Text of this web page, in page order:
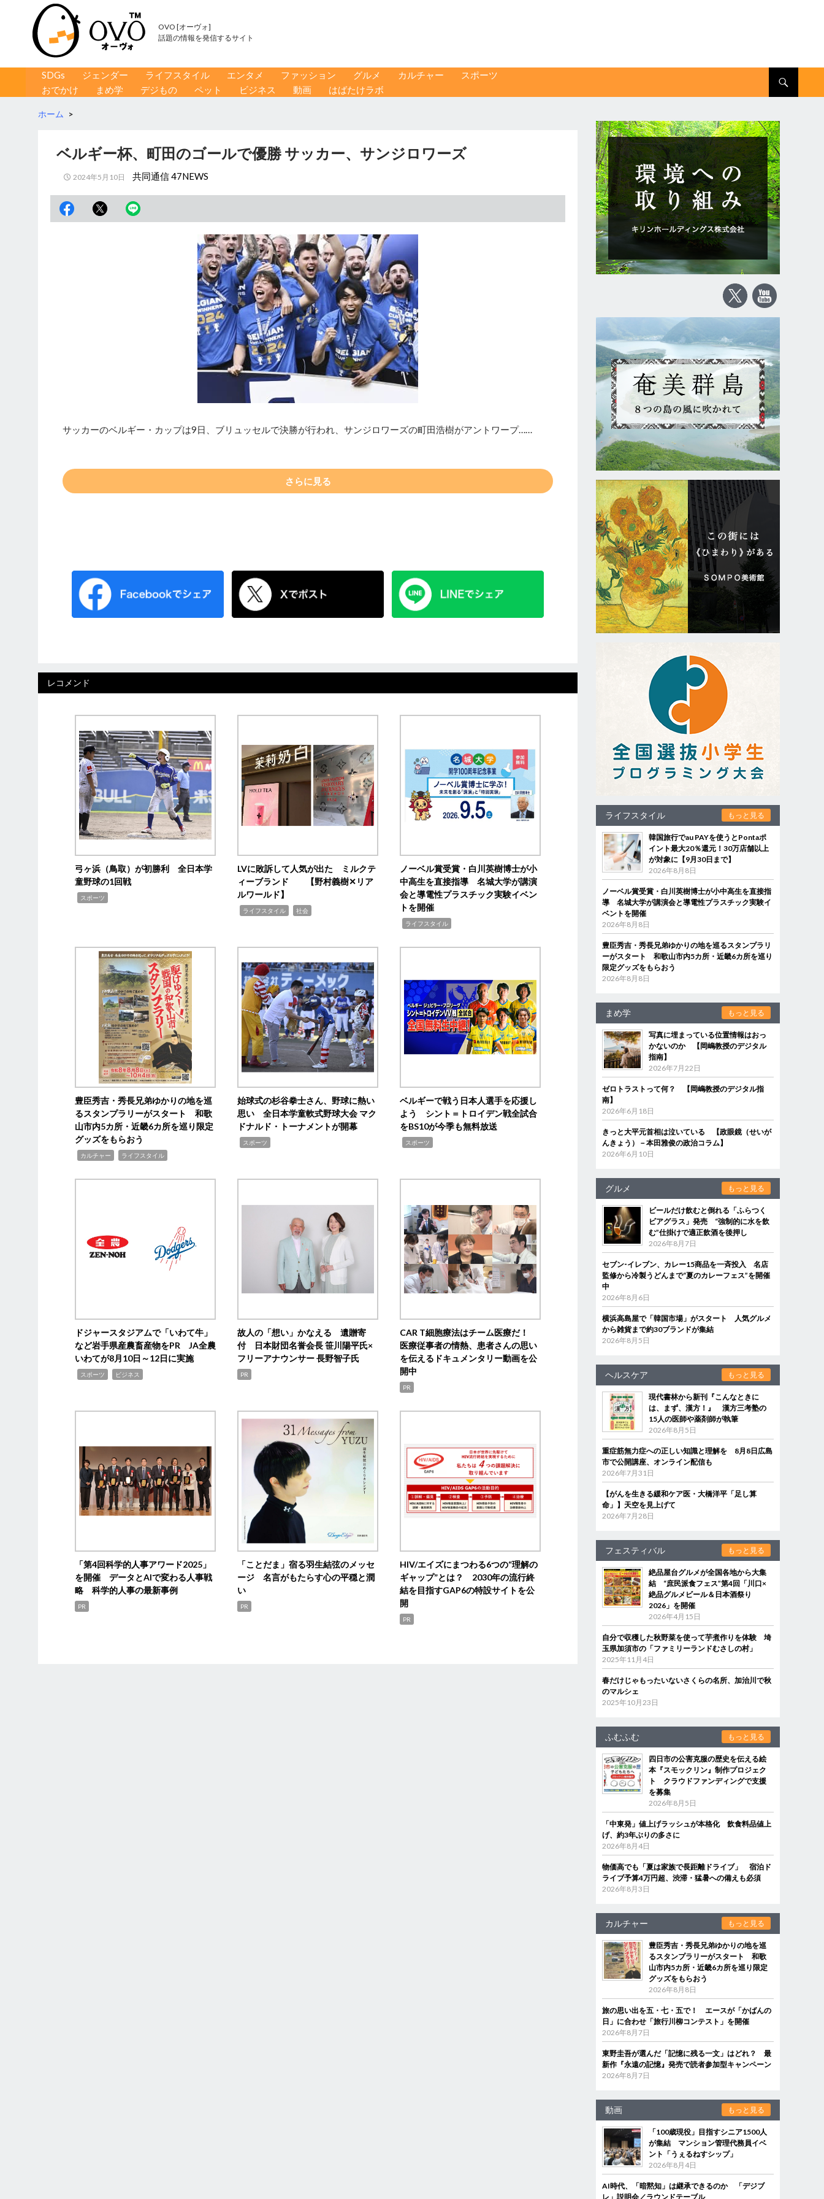
OVO [オーヴォ]
話題の情報を発信するサイト
コンテンツへ移動
SDGs ジェンダー ライフスタイル エンタメ ファッション グルメ カルチャー
スポーツ
おでかけ
まめ学 デジもの ペット ビジネス 動画 はばたけラボ
ホーム >
ベルギー杯、町田のゴールで優勝 サッカー、サンジロワーズ
2024年5月10日 共同通信 47NEWS
サッカーのベルギー・カップは9日、ブリュッセルで決勝が行われ、サンジロワーズの町田浩樹がアントワープ……
さらに見る
レコメンド
弓ヶ浜（鳥取）が初勝利 全日本学
童野球の1回戦
スポーツ
LVに敗訴して人気が出た ミルクテ
ィーブランド 【野村義樹✕リア
ルワールド】
ライフスタイル 社会
ノーベル賞受賞・白川英樹博士が小
中高生を直接指導 名城大学が講演
会と導電性プラスチック実験イベン
トを開催
ライフスタイル
豊臣秀吉・秀長兄弟ゆかりの地を巡
るスタンプラリーがスタート 和歌
山市内5カ所・近畿6カ所を巡り限定
グッズをもらおう
カルチャー ライフスタイル
始球式の杉谷拳士さん、野球に熱い
思い 全日本学童軟式野球大会 マク
ドナルド・トーナメントが開幕
スポーツ
ベルギーで戦う日本人選手を応援し
よう シント＝トロイデン戦全試合
をBS10が今季も無料放送
スポーツ
ドジャースタジアムで「いわて牛」
など岩手県産農畜産物をPR JA全農
いわてが8月10日～12日に実施
スポーツ ビジネス
故人の「想い」かなえる 遺贈寄
付 日本財団名誉会長 笹川陽平氏×
フリーアナウンサー 長野智子氏
PR
CAR T細胞療法はチーム医療だ！
医療従事者の情熱、患者さんの思い
を伝えるドキュメンタリー動画を公
開中
PR
「第4回科学的人事アワード2025」
を開催 データとAIで変わる人事戦
略 科学的人事の最新事例
PR
「ことだま」宿る羽生結弦のメッセ
ージ 名言がもたらす心の平穏と潤
い
PR
HIV/エイズにまつわる6つの“理解の
ギャップ”とは？ 2030年の流行終
結を目指すGAP6の特設サイトを公
開
PR
ライフスタイル もっと見る
韓国旅行でau PAYを使うとPontaポ
イント最大20％還元！30万店舗以上
が対象に【9月30日まで】
2026年8月8日
ノーベル賞受賞・白川英樹博士が小中高生を直接指
導 名城大学が講演会と導電性プラスチック実験イ
ベントを開催
2026年8月8日
豊臣秀吉・秀長兄弟ゆかりの地を巡るスタンプラリ
ーがスタート 和歌山市内5カ所・近畿6カ所を巡り
限定グッズをもらおう
2026年8月8日
まめ学 もっと見る
写真に埋まっている位置情報はおっ
かないのか 【岡嶋教授のデジタル
指南】
2026年7月22日
ゼロトラストって何？ 【岡嶋教授のデジタル指
南】
2026年6月18日
きっと大平元首相は泣いている 【政眼鏡（せいが
んきょう）－本田雅俊の政治コラム】
2026年6月10日
グルメ もっと見る
ビールだけ飲むと倒れる「ふらつく
ビアグラス」発売 “強制的に水を飲
む”仕掛けで適正飲酒を後押し
2026年8月7日
セブン‐イレブン、カレー15商品を一斉投入 名店
監修から冷製うどんまで“夏のカレーフェス”を開催
中
2026年8月6日
横浜高島屋で「韓国市場」がスタート 人気グルメ
から雑貨まで約30ブランドが集結
2026年8月5日
ヘルスケア もっと見る
現代書林から新刊『こんなときに
は、まず、漢方！』 漢方三考塾の
15人の医師や薬剤師が執筆
2026年8月5日
重症筋無力症への正しい知識と理解を 8月8日広島
市で公開講座、オンライン配信も
2026年7月31日
【がんを生きる緩和ケア医・大橋洋平「足し算
命」】天空を見上げて
2026年7月28日
フェスティバル もっと見る
絶品屋台グルメが全国各地から大集
結 “庶民派食フェス”第4回「川口×
絶品グルメビール＆日本酒祭り
2026」を開催
2026年4月15日
自分で収穫した秋野菜を使って芋煮作りを体験 埼
玉県加須市の「ファミリーランドむさしの村」
2025年11月4日
春だけじゃもったいないさくらの名所、加治川で秋
のマルシェ
2025年10月23日
ふむふむ もっと見る
四日市の公害克服の歴史を伝える絵
本『スモックリン』制作プロジェク
ト クラウドファンディングで支援
を募集
2026年8月5日
「中東発」値上げラッシュが本格化 飲食料品値上
げ、約3年ぶりの多さに
2026年8月4日
物価高でも「夏は家族で長距離ドライブ」 宿泊ド
ライブ予算4万円超、渋滞・猛暑への備えも必須
2026年8月3日
カルチャー もっと見る
豊臣秀吉・秀長兄弟ゆかりの地を巡
るスタンプラリーがスタート 和歌
山市内5カ所・近畿6カ所を巡り限定
グッズをもらおう
2026年8月8日
旅の思い出を五・七・五で！ エースが「かばんの
日」に合わせ「旅行川柳コンテスト」を開催
2026年8月7日
東野圭吾が選んだ「記憶に残る一文」はどれ？ 最
新作『永遠の記憶』発売で読者参加型キャンペーン
2026年8月7日
動画 もっと見る
「100歳現役」目指すシニア1500人
が集結 マンション管理代務員イベ
ント「うぇるねすシップ」
2026年8月4日
AI時代、「暗黙知」は継承できるのか 「デジブ
レ」説明会／ラウンドテーブル